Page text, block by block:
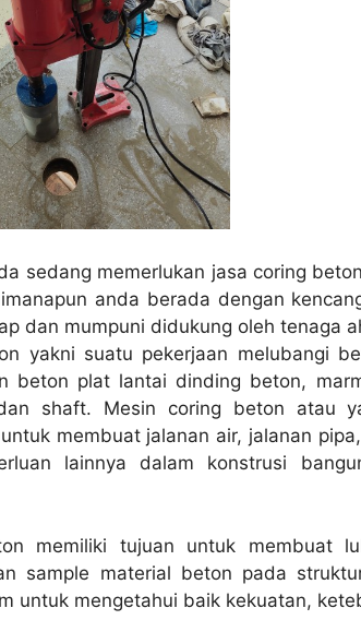
sedang memerlukan jasa coring
anda berada dengan
dan mumpuni didukung oleh tenaga
yakni suatu pekerjaan melubangi
beton plat lantai dinding beton,
shaft. Mesin coring beton atau
membuat jalanan air, jalanan
lainnya dalam konstrusi
memiliki tujuan untuk membuat
sample material beton pada
untuk mengetahui baik kekuatan,